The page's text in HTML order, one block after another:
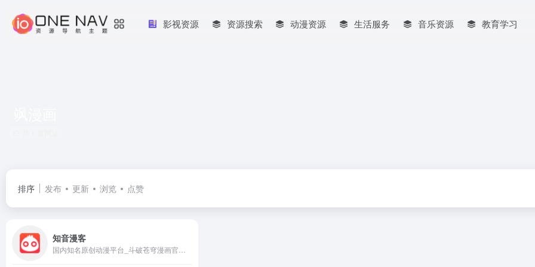
影视资源 资源搜索 动漫资源 生活服务 音乐资源 教育学习
排序 发布 更新 浏览 点赞
知音漫客